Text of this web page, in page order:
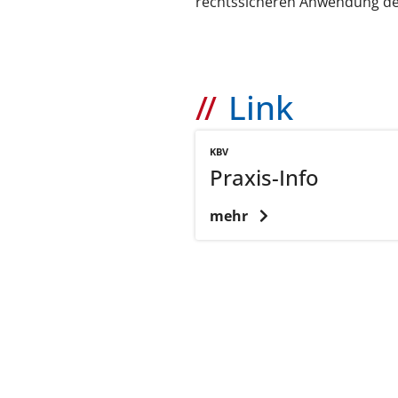
Link
KBV
Praxis-Info
mehr